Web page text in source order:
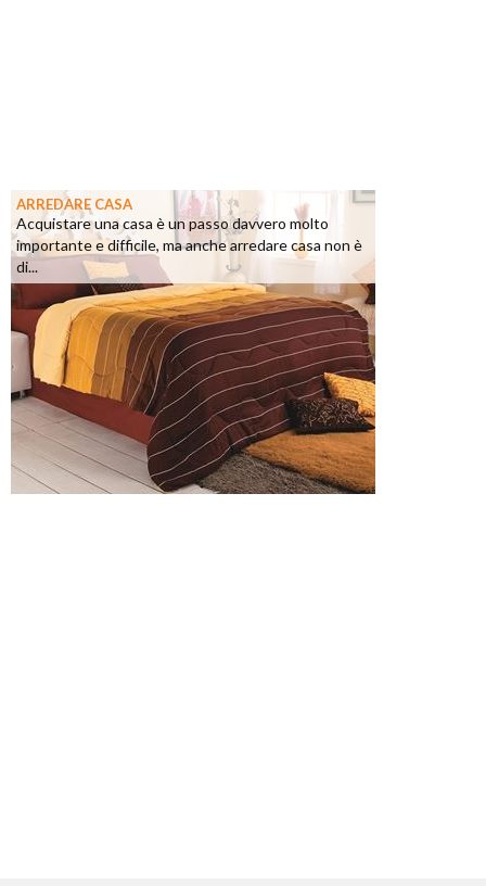
ARREDARE CASA
Acquistare una casa è un passo davvero molto
importante e difficile, ma anche arredare casa non è
di...